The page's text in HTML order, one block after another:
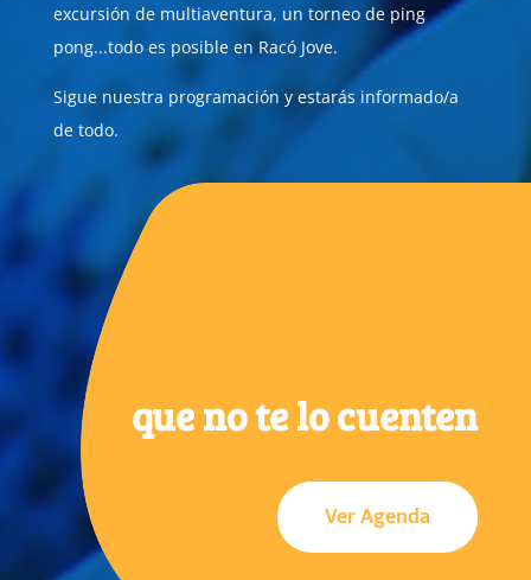
excursión de multiaventura, un torneo de ping
pong...todo es posible en Racó Jove.
Sigue nuestra programación y estarás informado/a
de todo.
que no te lo cuenten
Ver Agenda